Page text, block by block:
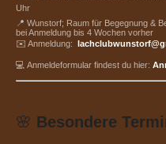
Uhr
📍 Wunstorf; Raum für Begegnung &
bei Anmeldung bis 4 Wochen vorher
✉️ Anmeldung:
💻 Anmeldeformular findest du hier:
🌸 Besondere